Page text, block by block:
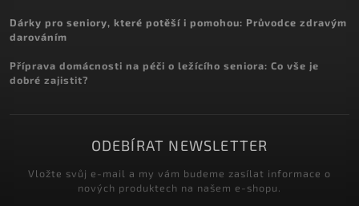
Dárky pro seniory, které potěší i pomohou: Průvodce zdravým
darováním
Příprava domácnosti na péči o ležícího seniora: Co vše je
dobré zajistit?
ODEBÍRAT NEWSLETTER
Vložte svůj e-mail a my vám budeme zasílat informace o
nových produktech na našem e-shopu.